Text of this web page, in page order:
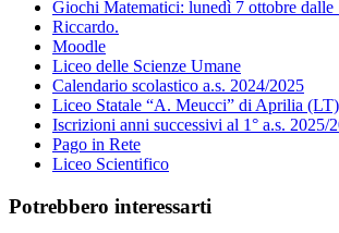
Giochi Matematici: lunedì 7 ottobre dalle
Riccardo.
Moodle
Liceo delle Scienze Umane
Calendario scolastico a.s. 2024/2025
Liceo Statale “A. Meucci” di Aprilia (LT)
Iscrizioni anni successivi al 1° a.s. 2025/
Pago in Rete
Liceo Scientifico
Potrebbero interessarti